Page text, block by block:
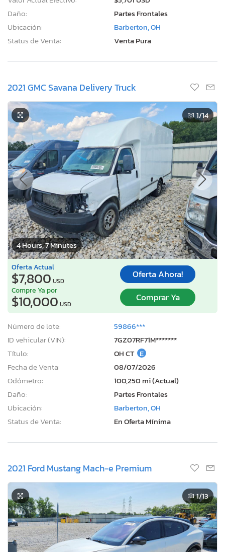
Daño:
Partes Frontales
Ubicación:
Barberton, OH
Status de Venta:
Venta Pura
2021 GMC Savana Delivery Truck
4 Hours, 7 Minutes
1/14
Oferta Actual
$7,800 USD
Oferta Ahora!
Compre Ya por
$10,000 USD
Comprar Ya
Número de lote:
59866***
ID vehicular (VIN):
7GZ07RF71M*******
Título:
OH CT E
Fecha de Venta:
08/07/2026
Odómetro:
100,250 mi (Actual)
Daño:
Partes Frontales
Ubicación:
Barberton, OH
Status de Venta:
En Oferta Mínima
2021 Ford Mustang Mach-e Premium
1/13